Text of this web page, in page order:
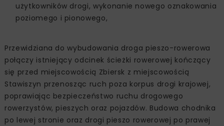
użytkowników drogi, wykonanie nowego oznakowania
poziomego i pionowego,
Przewidziana do wybudowania droga pieszo-rowerowa
połączy istniejący odcinek ścieżki rowerowej kończący
się przed miejscowością Zbiersk z miejscowością
Stawiszyn przenosząc ruch poza korpus drogi krajowej,
poprawiając bezpieczeństwo ruchu drogowego
rowerzystów, pieszych oraz pojazdów. Budowa chodnika
po lewej stronie oraz drogi pieszo rowerowej po prawej